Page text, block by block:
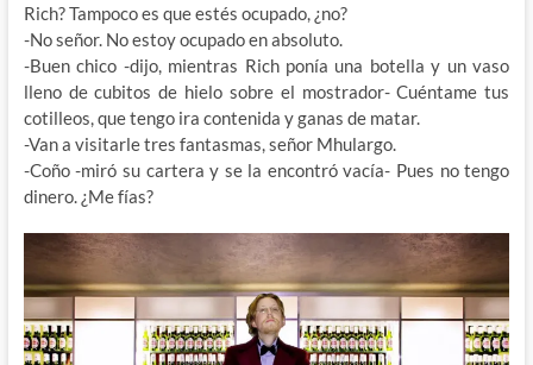
Rich? Tampoco es que estés ocupado, ¿no?
-No señor. No estoy ocupado en absoluto.
-Buen chico -dijo, mientras Rich ponía una botella y un vaso
lleno de cubitos de hielo sobre el mostrador- Cuéntame tus
cotilleos, que tengo ira contenida y ganas de matar.
-Van a visitarle tres fantasmas, señor Mhulargo.
-Coño -miró su cartera y se la encontró vacía- Pues no tengo
dinero. ¿Me fías?